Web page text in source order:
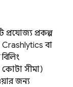
প্রযোজ্য প্রকল্প
Crashlytics বা
কোটা সীমা)
জন্য